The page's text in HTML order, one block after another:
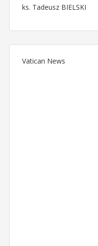
ks. Tadeusz BIELSKI
Vatican News